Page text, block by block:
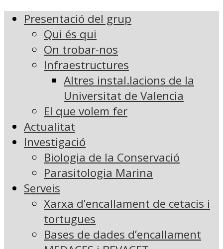
Presentació del grup
Qui és qui
On trobar-nos
Infraestructures
Altres instal.lacions de la
Universitat de Valencia
El que volem fer
Actualitat
Investigació
Biologia de la Conservació
Parasitologia Marina
Serveis
Xarxa d’encallament de cetacis i
tortugues
Bases de dades d’encallament